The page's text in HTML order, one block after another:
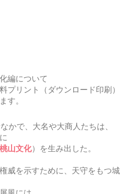
編について
プリント（ダウンロード印刷）
す。
かで、大名や大商人たちは、
桃山文化）を生み出した。
威を示すために、天守をもつ城